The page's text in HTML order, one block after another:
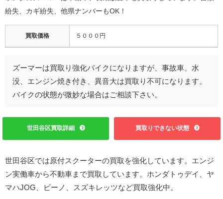
紛失、カギ紛失、他県ナンバーもOK！
買取価格 ５０００円
ズーマーは買取り強化バイクになりますが、事故車、水
没、エンジン焼き付き、異音大は買取り不可になります。
バイクの状態が微妙な場合はご相談下さい。
世田谷区買取詳細 買取りできない状態
世田谷区では原付スクーターの買取を強化しています。エンジ
ン実働車から不動車まで買取しています。ホンダトゥデイ、ヤ
マハJOG、ビーノ、スズキレッツなど買取強化中。